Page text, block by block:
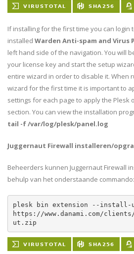
If installing for the first time you can login
installed Warden Anti-spam and Virus
left hand side of the navigation. You will
your license key and start the setup
entire wizard in order to disable it. When
wizard for the first time it is important to
settings for each page to apply the Plesk
section. You can view the installation
tail -f /var/log/plesk/panel.log
Juggernaut Firewall installeren/
Beheerders kunnen Juggernaut Firewall
behulp van het onderstaande commando:
plesk bin extension --install-
https://www.danami.com/
ut.zip